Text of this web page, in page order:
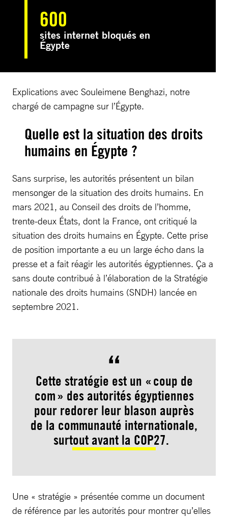
600
sites internet bloqués en
Égypte
Explications avec Souleimene Benghazi, notre
chargé de campagne sur l’Égypte.
Quelle est la situation des droits
humains en Égypte ?
Sans surprise, les autorités présentent un bilan
mensonger de la situation des droits humains. En
mars 2021, au Conseil des droits de l’homme,
trente-deux États, dont la France, ont critiqué la
situation des droits humains en Égypte. Cette prise
de position importante a eu un large écho dans la
presse et a fait réagir les autorités égyptiennes. Ça a
sans doute contribué à l’élaboration de la Stratégie
nationale des droits humains (SNDH) lancée en
septembre 2021.
Cette stratégie est un « coup de
com » des autorités égyptiennes
pour redorer leur blason auprès
de la communauté internationale,
surtout avant la COP27.
Une « stratégie » présentée comme un document
de référence par les autorités pour montrer qu’elles